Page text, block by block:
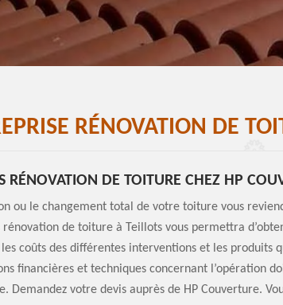
RÉNOVATION DE
RÉNOVATION DE TOITURE CHEZ HP
ou le changement total de votre toiture vous
rénovation de toiture à Teillots vous permettra
coûts des différentes interventions et les produits
financières et techniques concernant l’opération
Demandez votre devis auprès de HP Couverture.